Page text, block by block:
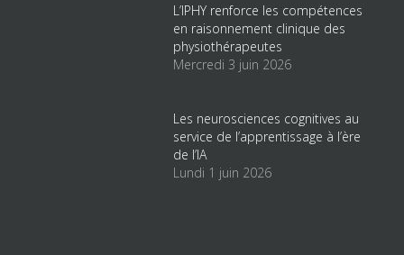
L’IPHY renforce les compétences
en raisonnement clinique des
physiothérapeutes
Mercredi 3 juin 2026
Les neurosciences cognitives au
service de l’apprentissage à l’ère
de l’IA
Lundi 1 juin 2026